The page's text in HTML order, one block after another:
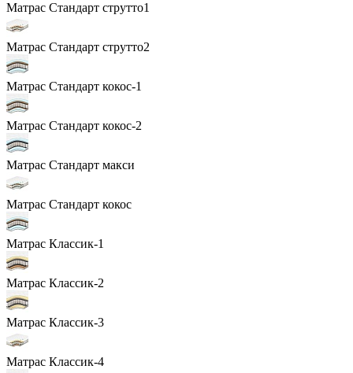
Матрас Стандарт струтто1
Матрас Стандарт струтто2
Матрас Стандарт кокос-1
Матрас Стандарт кокос-2
Матрас Стандарт макси
Матрас Стандарт кокос
Матрас Классик-1
Матрас Классик-2
Матрас Классик-3
Матрас Классик-4